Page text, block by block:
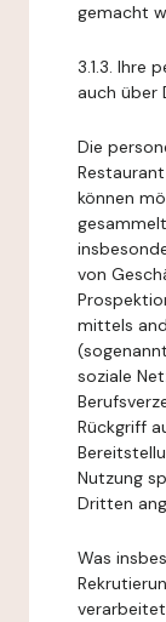
gemacht
3.1.3. Ihre
auch über
Die
können
von
mittels
soziale
Rückgriff
Nutzung
Dritten
Was